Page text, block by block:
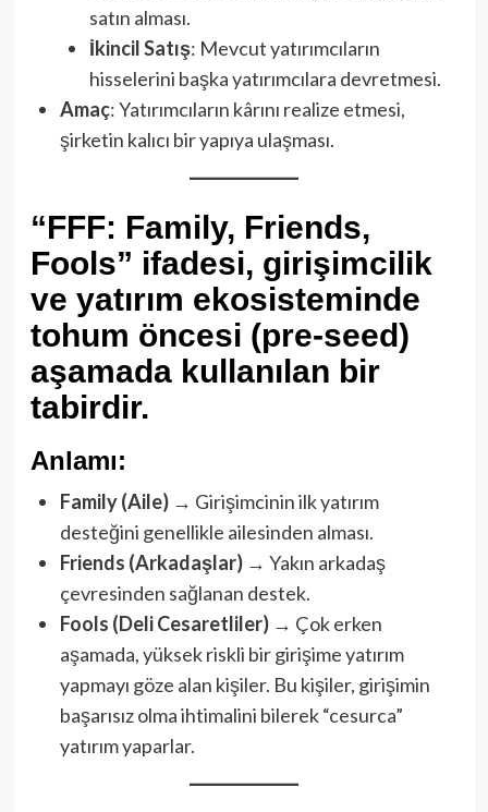
satın alması.
İkincil Satış: Mevcut yatırımcıların
hisselerini başka yatırımcılara devretmesi.
Amaç: Yatırımcıların kârını realize etmesi,
şirketin kalıcı bir yapıya ulaşması.
“FFF: Family, Friends,
Fools” ifadesi, girişimcilik
ve yatırım ekosisteminde
tohum öncesi (pre-seed)
aşamada kullanılan bir
tabirdir.
Anlamı:
Family (Aile)→ Girişimcinin ilk yatırım
desteğini genellikle ailesinden alması.
Friends (Arkadaşlar)→ Yakın arkadaş
çevresinden sağlanan destek.
Fools (Deli Cesaretliler)→ Çok erken
aşamada, yüksek riskli bir girişime yatırım
yapmayı göze alan kişiler. Bu kişiler, girişimin
başarısız olma ihtimalini bilerek “cesurca”
yatırım yaparlar.